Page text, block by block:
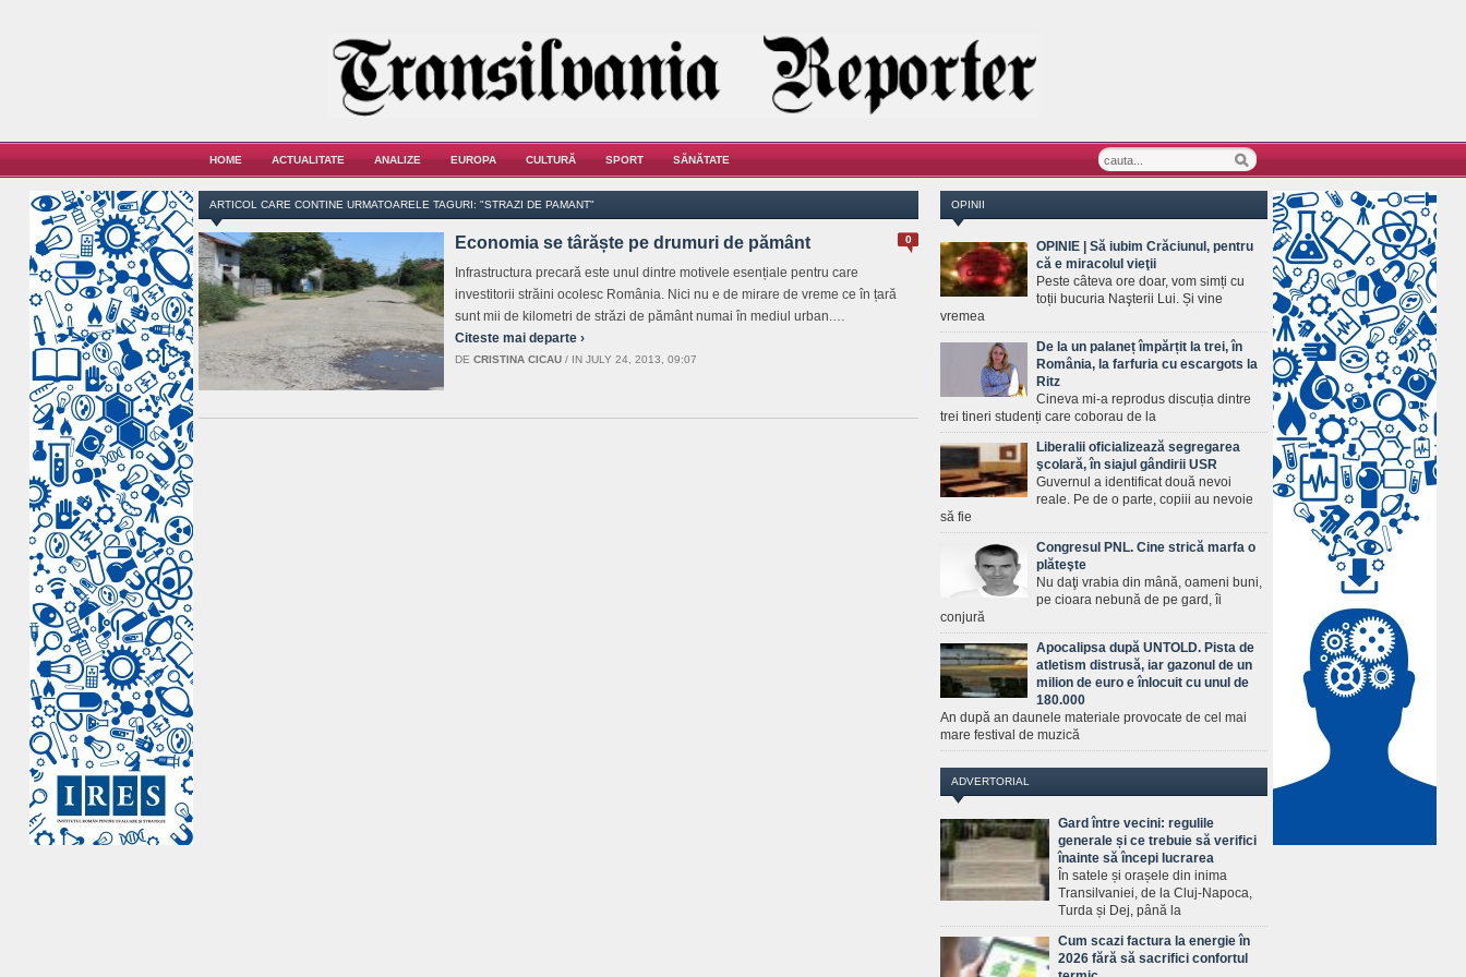
HOME ACTUALITATE ANALIZE EUROPA CULTURĂ SPORT SĂNĂTATE
ARTICOL CARE CONTINE URMATOARELE TAGURI: "STRAZI DE PAMANT"
0
Economia se târăște pe drumuri de pământ
Infrastructura precară este unul dintre motivele esențiale pentru care
investitorii străini ocolesc România. Nici nu e de mirare de vreme ce în țară
sunt mii de kilometri de străzi de pământ numai în mediul urban.…
Citeste mai departe ›
DE CRISTINA CICAU / IN JULY 24, 2013, 09:07
OPINII
OPINIE | Să iubim Crăciunul, pentru
că e miracolul vieţii
Peste câteva ore doar, vom simți cu
toții bucuria Naşterii Lui. Și vine
vremea
De la un palaneț împărțit la trei, în
România, la farfuria cu escargots la
Ritz
Cineva mi-a reprodus discuția dintre
trei tineri studenți care coborau de la
Liberalii oficializează segregarea
şcolară, în siajul gândirii USR
Guvernul a identificat două nevoi
reale. Pe de o parte, copiii au nevoie
să fie
Congresul PNL. Cine strică marfa o
plăteşte
Nu daţi vrabia din mână, oameni buni,
pe cioara nebună de pe gard, îi
conjură
Apocalipsa după UNTOLD. Pista de
atletism distrusă, iar gazonul de un
milion de euro e înlocuit cu unul de
180.000
An după an daunele materiale provocate de cel mai
mare festival de muzică
ADVERTORIAL
Gard între vecini: regulile
generale și ce trebuie să verifici
înainte să începi lucrarea
În satele și orașele din inima
Transilvaniei, de la Cluj-Napoca,
Turda și Dej, până la
Cum scazi factura la energie în
2026 fără să sacrifici confortul